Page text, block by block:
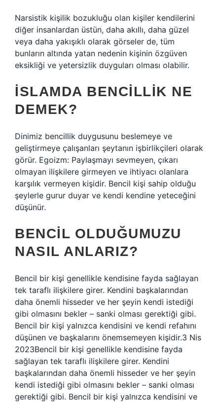
Narsistik kişilik bozukluğu olan kişiler kendilerini
diğer insanlardan üstün, daha akıllı, daha güzel
veya daha yakışıklı olarak görseler de, tüm
bunların altında yatan nedenin kişinin özgüven
eksikliği ve yetersizlik duyguları olması olabilir.
İSLAMDA BENCILLIK NE
DEMEK?
Dinimiz bencillik duygusunu beslemeye ve
geliştirmeye çalışanları şeytanın işbirlikçileri olarak
görür. Egoizm: Paylaşmayı sevmeyen, çıkarı
olmayan ilişkilere girmeyen ve ihtiyacı olanlara
karşılık vermeyen kişidir. Bencil kişi sahip olduğu
şeylerle gurur duyar ve kendi kendine yeteceğini
düşünür.
BENCIL OLDUĞUMUZU
NASIL ANLARIZ?
Bencil bir kişi genellikle kendisine fayda sağlayan
tek taraflı ilişkilere girer. Kendini başkalarından
daha önemli hisseder ve her şeyin kendi istediği
gibi olmasını bekler – sanki olması gerektiği gibi.
Bencil bir kişi yalnızca kendisini ve kendi refahını
düşünen ve başkalarını önemsemeyen kişidir.3 Nis
2023Bencil bir kişi genellikle kendisine fayda
sağlayan tek taraflı ilişkilere girer. Kendini
başkalarından daha önemli hisseder ve her şeyin
kendi istediği gibi olmasını bekler – sanki olması
gerektiği gibi. Bencil bir kişi yalnızca kendisini ve